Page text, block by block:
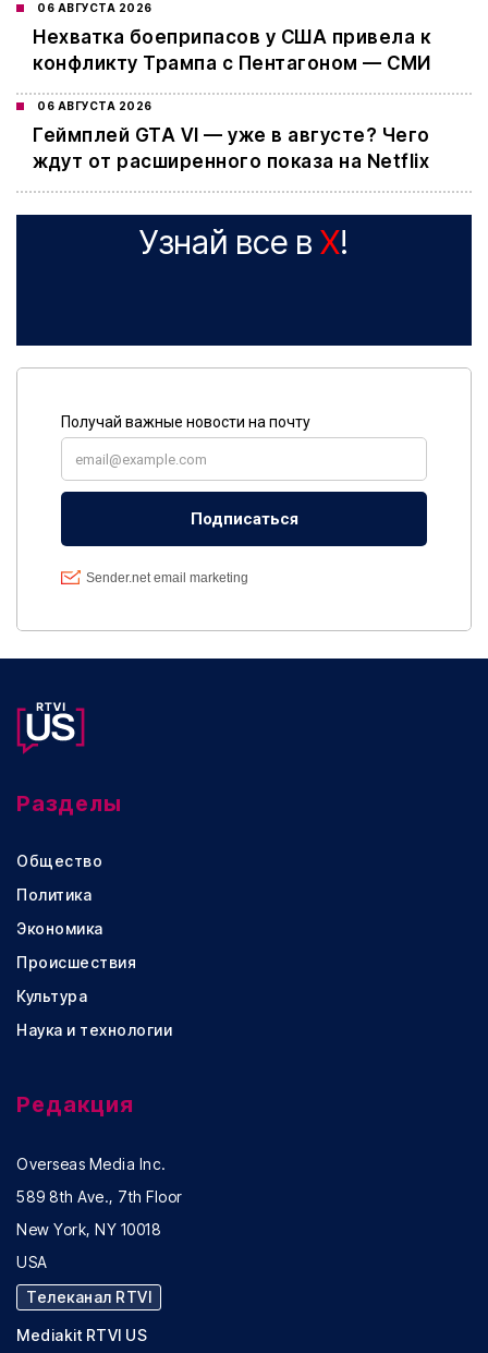
06 АВГУСТА 2026
Нехватка боеприпасов у США привела к
конфликту Трампа с Пентагоном — СМИ
06 АВГУСТА 2026
Геймплей GTA VI — уже в августе? Чего
ждут от расширенного показа на Netflix
Узнай все в X!
Разделы
Общество
Политика
Экономика
Происшествия
Культура
Наука и технологии
Редакция
Overseas Media Inc.
589 8th Ave., 7th Floor
New York, NY 10018
USA
Телеканал RTVI
Mediakit RTVI US